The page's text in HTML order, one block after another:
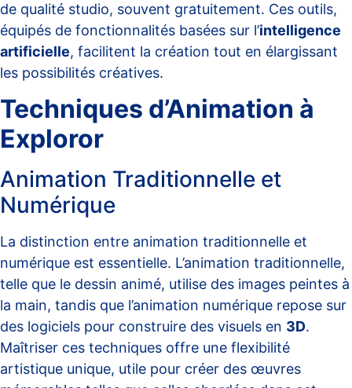
de qualité studio, souvent gratuitement. Ces outils,
équipés de fonctionnalités basées sur l’intelligence
artificielle, facilitent la création tout en élargissant
les possibilités créatives.
Techniques d’Animation à
Exploror
Animation Traditionnelle et
Numérique
La distinction entre animation traditionnelle et
numérique est essentielle. L’animation traditionnelle,
telle que le dessin animé, utilise des images peintes à
la main, tandis que l’animation numérique repose sur
des logiciels pour construire des visuels en 3D.
Maîtriser ces techniques offre une flexibilité
artistique unique, utile pour créer des œuvres